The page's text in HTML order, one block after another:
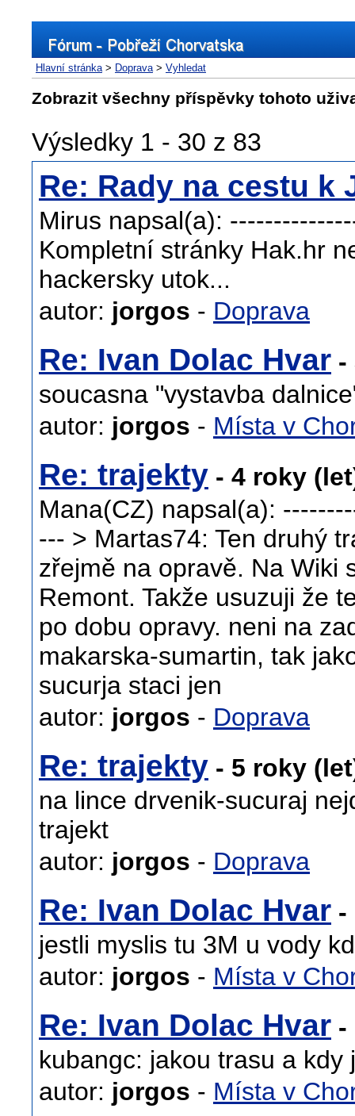
Hlavní stránka> Doprava> Vyhledat
Zobrazit všechny příspěvky tohoto
Výsledky 1 - 30 z 83
Re: Rady na cestu k
Mirus napsal(a):
Kompletní stránky Hak.hr
hackersky utok...
autor: jorgos - Doprava
Re: Ivan Dolac Hvar -
soucasna "vystavba
autor: jorgos - Místa v
Re: trajekty - 4 roky
Mana(CZ) napsal(a):
--- > Martas74: Ten druhý
zřejmě na opravě. Na Wiki
Remont. Takže usuzuji že
po dobu opravy. neni na
makarska-sumartin, tak
sucurja staci jen
autor: jorgos - Doprava
Re: trajekty - 5 roky
na lince drvenik-sucuraj
trajekt
autor: jorgos - Doprava
Re: Ivan Dolac Hvar -
jestli myslis tu 3M u vody
autor: jorgos - Místa v
Re: Ivan Dolac Hvar -
kubangc: jakou trasu a
autor: jorgos - Místa v